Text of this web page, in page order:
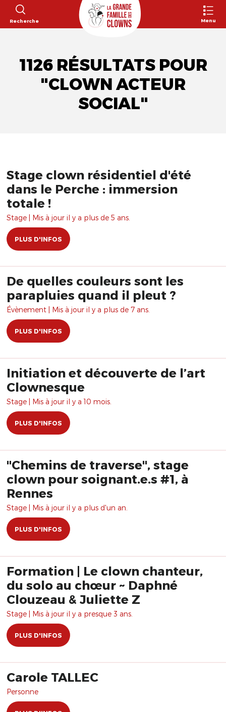
Recherche Menu
1126 RÉSULTATS POUR
"CLOWN ACTEUR
SOCIAL"
Stage clown résidentiel d'été
dans le Perche : immersion
totale !
Stage | Mis à jour il y a plus de 5 ans.
PLUS D'INFOS
De quelles couleurs sont les
parapluies quand il pleut ?
Évènement | Mis à jour il y a plus de 7 ans.
PLUS D'INFOS
Initiation et découverte de l’art
Clownesque
Stage | Mis à jour il y a 10 mois.
PLUS D'INFOS
"Chemins de traverse", stage
clown pour soignant.e.s #1, à
Rennes
Stage | Mis à jour il y a plus d'un an.
PLUS D'INFOS
Formation | Le clown chanteur,
du solo au chœur ~ Daphné
Clouzeau & Juliette Z
Stage | Mis à jour il y a presque 3 ans.
PLUS D'INFOS
Carole TALLEC
Personne